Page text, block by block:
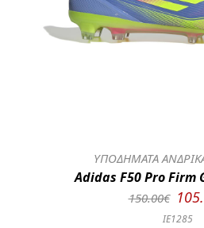
ΥΠΟΔΗΜΑΤΑ
Adidas F50 Pro Firm
150.00€
IE1285